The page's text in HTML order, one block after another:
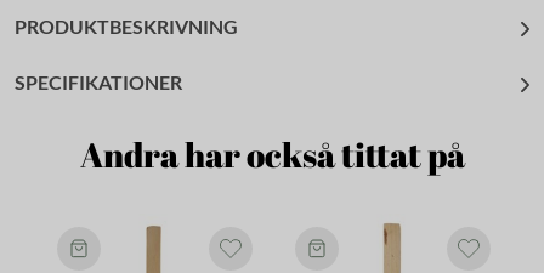
PRODUKTBESKRIVNING
SPECIFIKATIONER
Andra har också tittat på